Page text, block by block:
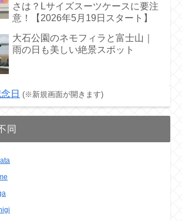
さは？Lサイズスーツケースに要注
意！【2026年5月19日スタート】
大石公園のネモフィラと富士山｜
雨の日も美しい絶景スポット
日 (※新規画面が開きます)
同